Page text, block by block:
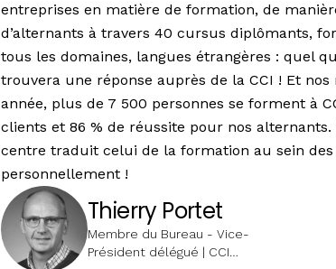
entreprises en matière de formation, de
d’alternants à travers 40 cursus diplômants,
tous les domaines, langues étrangères : quel
trouvera une réponse auprès de la CCI ! Et
année, plus de 7 500 personnes se forment à
clients et 86 % de réussite pour nos
centre traduit celui de la formation au sein
personnellement !
Thierry Portet
Membre du Bureau - Vice-
Président délégué | CCI